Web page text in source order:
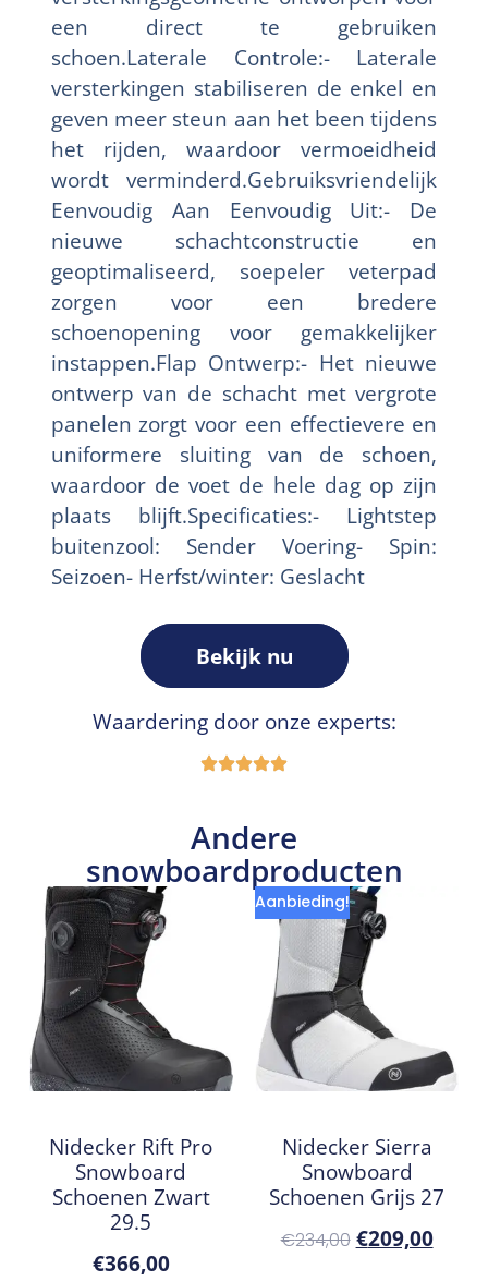
een direct te gebruiken
schoen.Laterale Controle:- Laterale
versterkingen stabiliseren de enkel en
geven meer steun aan het been tijdens
het rijden, waardoor vermoeidheid
wordt verminderd.Gebruiksvriendelijk
Eenvoudig Aan Eenvoudig Uit:- De
nieuwe schachtconstructie en
geoptimaliseerd, soepeler veterpad
zorgen voor een bredere
schoenopening voor gemakkelijker
instappen.Flap Ontwerp:- Het nieuwe
ontwerp van de schacht met vergrote
panelen zorgt voor een effectievere en
uniformere sluiting van de schoen,
waardoor de voet de hele dag op zijn
plaats blijft.Specificaties:- Lightstep
buitenzool: Sender Voering- Spin:
Seizoen- Herfst/winter: Geslacht
Bekijk nu
Waardering door onze experts:
Andere
snowboardproducten
Nidecker Rift Pro
Snowboard
Schoenen Zwart
29.5
€366,00
Aanbieding!
Nidecker Sierra
Snowboard
Schoenen Grijs 27
€234,00 €209,00